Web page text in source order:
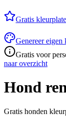
Gratis
Genereer eigen
Gratis voor
naar overzicht
Hond
Gratis honden